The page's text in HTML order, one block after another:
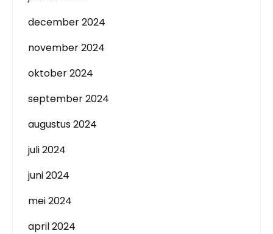
december 2024
november 2024
oktober 2024
september 2024
augustus 2024
juli 2024
juni 2024
mei 2024
april 2024